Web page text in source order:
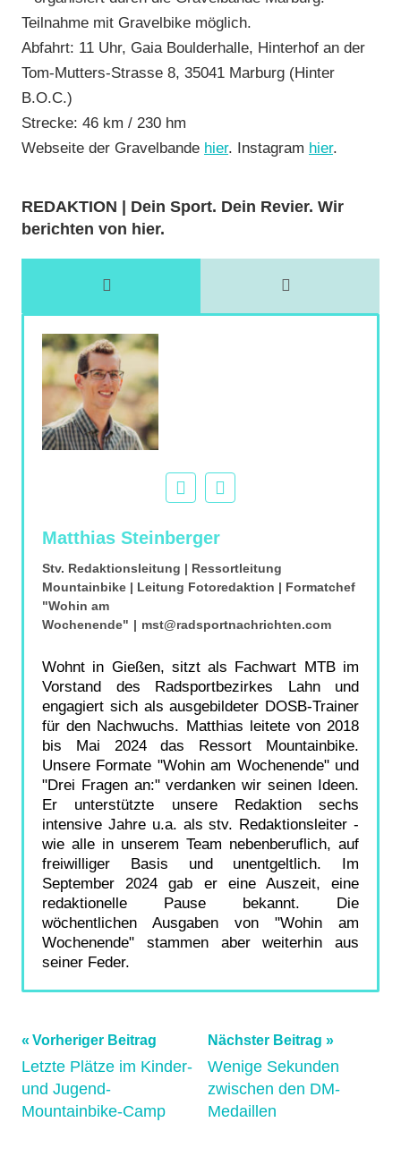
Teilnahme mit Gravelbike möglich.
Abfahrt: 11 Uhr, Gaia Boulderhalle, Hinterhof an der
Tom-Mutters-Strasse 8, 35041 Marburg (Hinter
B.O.C.)
Strecke: 46 km / 230 hm
Webseite der Gravelbande hier. Instagram hier.
REDAKTION | Dein Sport. Dein Revier. Wir
berichten von hier.
Matthias Steinberger
Stv. Redaktionsleitung | Ressortleitung
Mountainbike | Leitung Fotoredaktion | Formatchef
"Wohin am
Wochenende" | mst@radsportnachrichten.com
Wohnt in Gießen, sitzt als Fachwart MTB im
Vorstand des Radsportbezirkes Lahn und
engagiert sich als ausgebildeter DOSB-Trainer
für den Nachwuchs. Matthias leitete von 2018
bis Mai 2024 das Ressort Mountainbike.
Unsere Formate "Wohin am Wochenende" und
"Drei Fragen an:" verdanken wir seinen Ideen.
Er unterstützte unsere Redaktion sechs
intensive Jahre u.a. als stv. Redaktionsleiter -
wie alle in unserem Team nebenberuflich, auf
freiwilliger Basis und unentgeltlich. Im
September 2024 gab er eine Auszeit, eine
redaktionelle Pause bekannt. Die
wöchentlichen Ausgaben von "Wohin am
Wochenende" stammen aber weiterhin aus
seiner Feder.
Schlagwörter:
athletiktest,
biketreff,
bunddeutscherradfahrer
Beitragsnavigation
Vorheriger Beitrag
Letzte Plätze im Kinder-
und Jugend-
Mountainbike-Camp
Nächster Beitrag
Wenige Sekunden
zwischen den DM-
Medaillen